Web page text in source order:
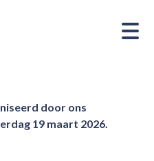
door ons
19 maart 2026.